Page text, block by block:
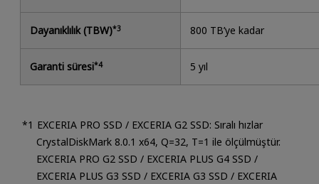
Dayanıklılık (TBW)*3 800 TB’ye kadar
Garanti süresi*4 5 yıl
EXCERIA PRO SSD / EXCERIA G2 SSD: Sıralı hızlar
CrystalDiskMark 8.0.1 x64, Q=32, T=1 ile ölçülmüştür.
EXCERIA PRO G2 SSD / EXCERIA PLUS G4 SSD /
EXCERIA PLUS G3 SSD / EXCERIA G3 SSD / EXCERIA